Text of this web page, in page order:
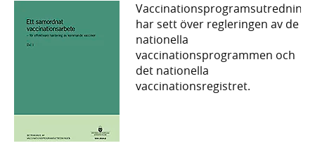
har sett över regleringen av de
nationella
vaccinationsprogrammen och
det nationella
vaccinationsregistret.